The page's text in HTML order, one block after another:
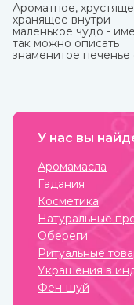
Ароматное,
хранящее внутри
маленькое чудо -
так можно описать
знаменитое печенье
У нас вы
Аромамасла
Гадания
Косметика
Натуральные
Обереги
Ритуальные
Украшения в
Фен-шуй